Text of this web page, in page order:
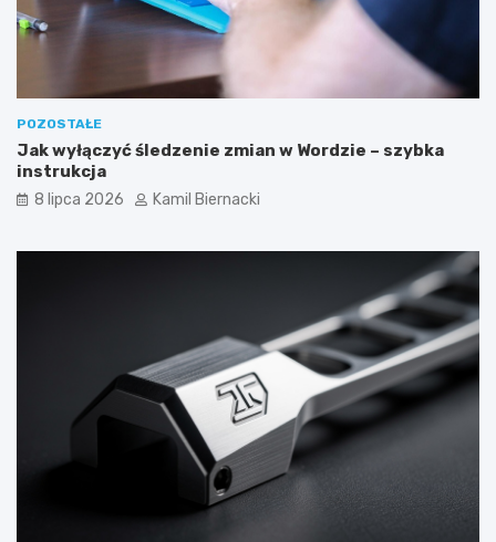
POZOSTAŁE
Jak wyłączyć śledzenie zmian w Wordzie – szybka
instrukcja
8 lipca 2026 Kamil Biernacki